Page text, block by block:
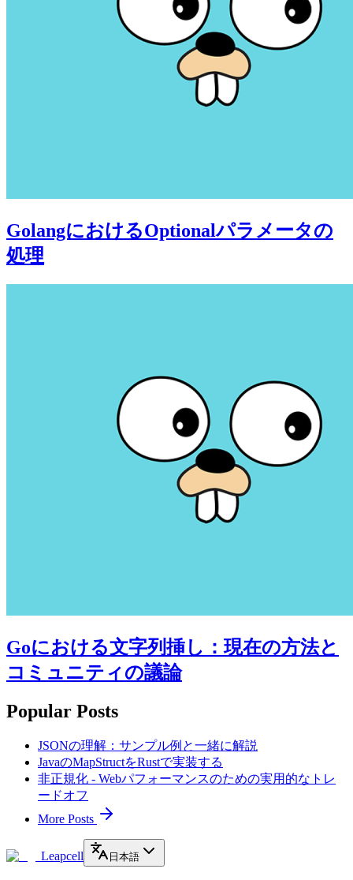
GolangにおけるOptionalパラメータの
処理
Goにおける文字列挿し：現在の方法と
コミュニティの議論
Popular Posts
JSONの理解：サンプル例と一緒に解説
JavaのMapStructをRustで実装する
非正規化 - Webパフォーマンスのための実用的なトレ
ードオフ
More Posts
Leapcell 日本語